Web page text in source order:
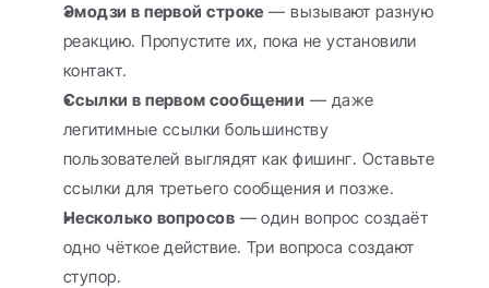
Эмодзи в первой строке — вызывают разную
реакцию. Пропустите их, пока не установили
контакт.
Ссылки в первом сообщении — даже
легитимные ссылки большинству
пользователей выглядят как фишинг. Оставьте
ссылки для третьего сообщения и позже.
Несколько вопросов — один вопрос создаёт
одно чёткое действие. Три вопроса создают
ступор.